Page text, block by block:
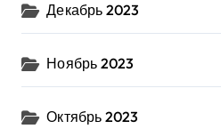
Декабрь 2023
Ноябрь 2023
Октябрь 2023